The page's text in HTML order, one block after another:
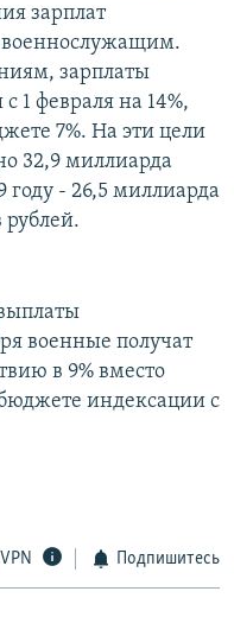
зарплат
зарплаты
1 февраля на 14%,
7%. На эти цели
32,9 миллиарда
году - 26,5 миллиарда
рублей.
военные получат
в 9% вместо
индексации с
Подпишитесь